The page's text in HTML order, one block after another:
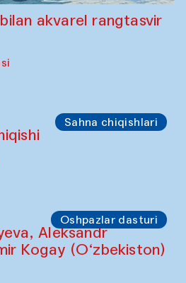
Ijodiy ustaxonalar